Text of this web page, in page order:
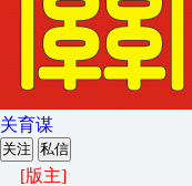
关育谋
关注 私信
[版主]